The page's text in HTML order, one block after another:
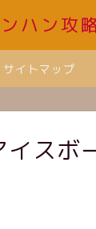
ハン攻
サイトマップ
スボ